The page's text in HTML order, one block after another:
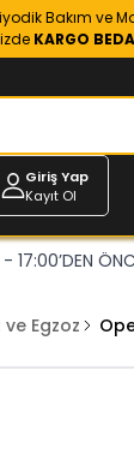
Bakım ve
KARGO
Giriş Yap
Kayıt Ol
- 17:00’DEN
Egzoz